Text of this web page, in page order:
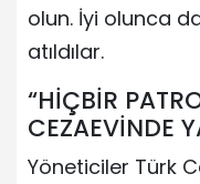
olun. İyi olunca
atıldılar.
“HİÇBİR
CEZAEVİNDE
Yöneticiler Türk